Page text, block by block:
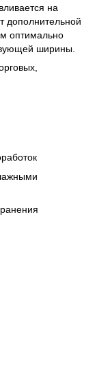
на
дополнительной
оптимально
ширины.